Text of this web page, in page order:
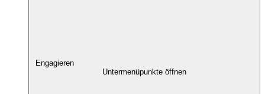
Engagieren
Untermenüpunkte öffnen